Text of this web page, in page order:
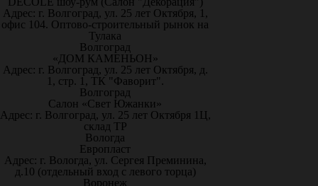
Адрес: г. Волгоград, ул. 25 лет Октября, 1,
офис 104. Оптово-строительный рынок на
Тулака
Волгоград
«ДОМ КАМЕНЬОН»
Адрес: г. Волгоград, ул. 25 лет Октября, д.
1, стр. 1, ТК "Фаворит".
Волгоград
Салон «Свет Южанки»
Адрес: г. Волгоград, ул. 25 лет Октября 1Ц,
склад ТР
Вологда
Европласт
Адрес: г. Вологда, ул. Сергея Преминина,
д.10 (отдельный вход с левого торца)
Воронеж